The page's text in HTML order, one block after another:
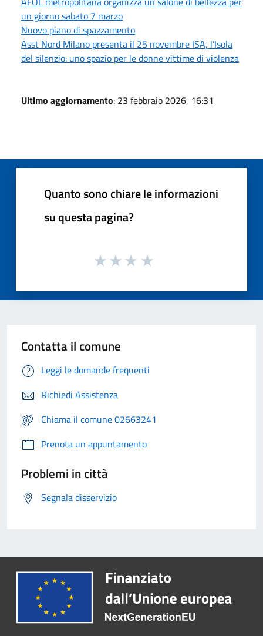
un giorno sabato 7 marzo
Nuovo piano di spazzamento
Asst Nord Milano presenta il 25 novembre ISA, l’Isola
del silenzio: uno spazio per le donne vittime di violenza
Ultimo aggiornamento: 23 febbraio 2026, 16:31
Quanto sono chiare le informazioni
su questa pagina?
Contatta il comune
Leggi le domande frequenti
Richiedi Assistenza
Chiama il comune 02663241
Prenota un appuntamento
Problemi in città
Segnala disservizio